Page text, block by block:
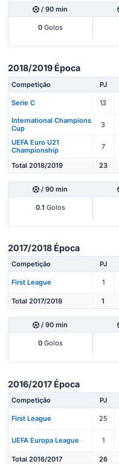
/ 90 min
0Golos
2018/2019 Época
Competição PJ
Serie C 13
International Champions
Cup
3
UEFA Euro U21
Championship
7
Total 2018/2019 23
/ 90 min
0.1 Golos
2017/2018 Época
Competição PJ
First League 1
Total 2017/2018 1
/ 90 min
0Golos
2016/2017 Época
Competição PJ
First League 25
UEFA Europa League 1
Total 2016/2017 26